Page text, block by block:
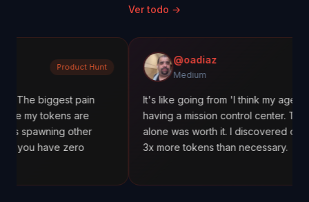
Ver todo →
pain
are
other
zero
@oadiaz
Medium
It's like going from 'I think my agents are
having a mission control center. The cost
alone was worth it. I discovered one agent was
3x more tokens than necessary.